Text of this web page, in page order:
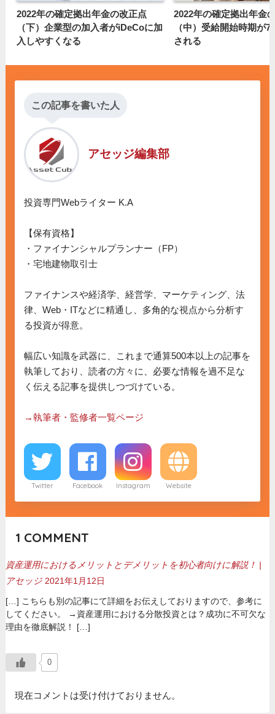
2022年の確定拠出年金の改正点
（下）企業型の加入者がiDeCoに加
入しやすくなる
2022年の確定拠出年金
（中）受給開始時期が
される
この記事を書いた人
アセッジ編集部
投資専門Webライター K.A
【保有資格】
・ファイナンシャルプランナー（FP）
・宅地建物取引士
ファイナンスや経済学、経営学、マーケティング、法
律、Web・ITなどに精通し、多角的な視点から分析す
る投資が得意。
幅広い知識を武器に、これまで通算500本以上の記事を
執筆しており、読者の方々に、必要な情報を過不足な
く伝える記事を提供しつづけている。
→執筆者・監修者一覧ページ
Twitter Facebook Instagram Website
1 COMMENT
資産運用におけるメリットとデメリットを初心者向けに解説！ |
アセッジ 2021年1月12日
[…] こちらも別の記事にて詳細をお伝えしておりますので、参考に
してください。 →資産運用における分散投資とは？成功に不可欠な
理由を徹底解説！ […]
0
現在コメントは受け付けておりません。